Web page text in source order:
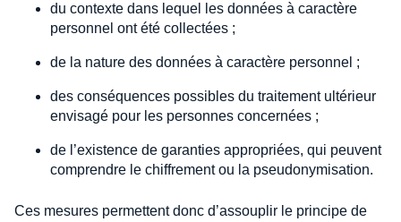
du contexte dans lequel les données à caractère
personnel ont été collectées ;
de la nature des données à caractère personnel ;
des conséquences possibles du traitement ultérieur
envisagé pour les personnes concernées ;
de l’existence de garanties appropriées, qui peuvent
comprendre le chiffrement ou la pseudonymisation.
Ces mesures permettent donc d’assouplir le principe de